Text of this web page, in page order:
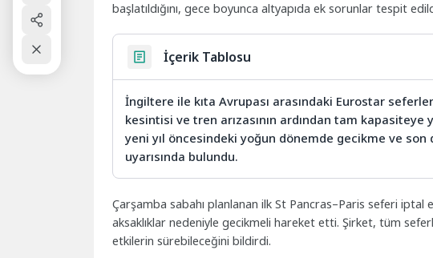
başlatıldığını, gece boyunca altyapıda ek sorunlar tespit
İçerik Tablosu
İngiltere ile kıta Avrupası arasındaki Eurostar
kesintisi ve tren arızasının ardından tam kapasiteye
yeni yıl öncesindeki yoğun dönemde gecikme ve
uyarısında bulundu.
Çarşamba sabahı planlanan ilk St Pancras–Paris seferi
aksaklıklar nedeniyle gecikmeli hareket etti. Şirket, tüm
etkilerin sürebileceğini bildirdi.